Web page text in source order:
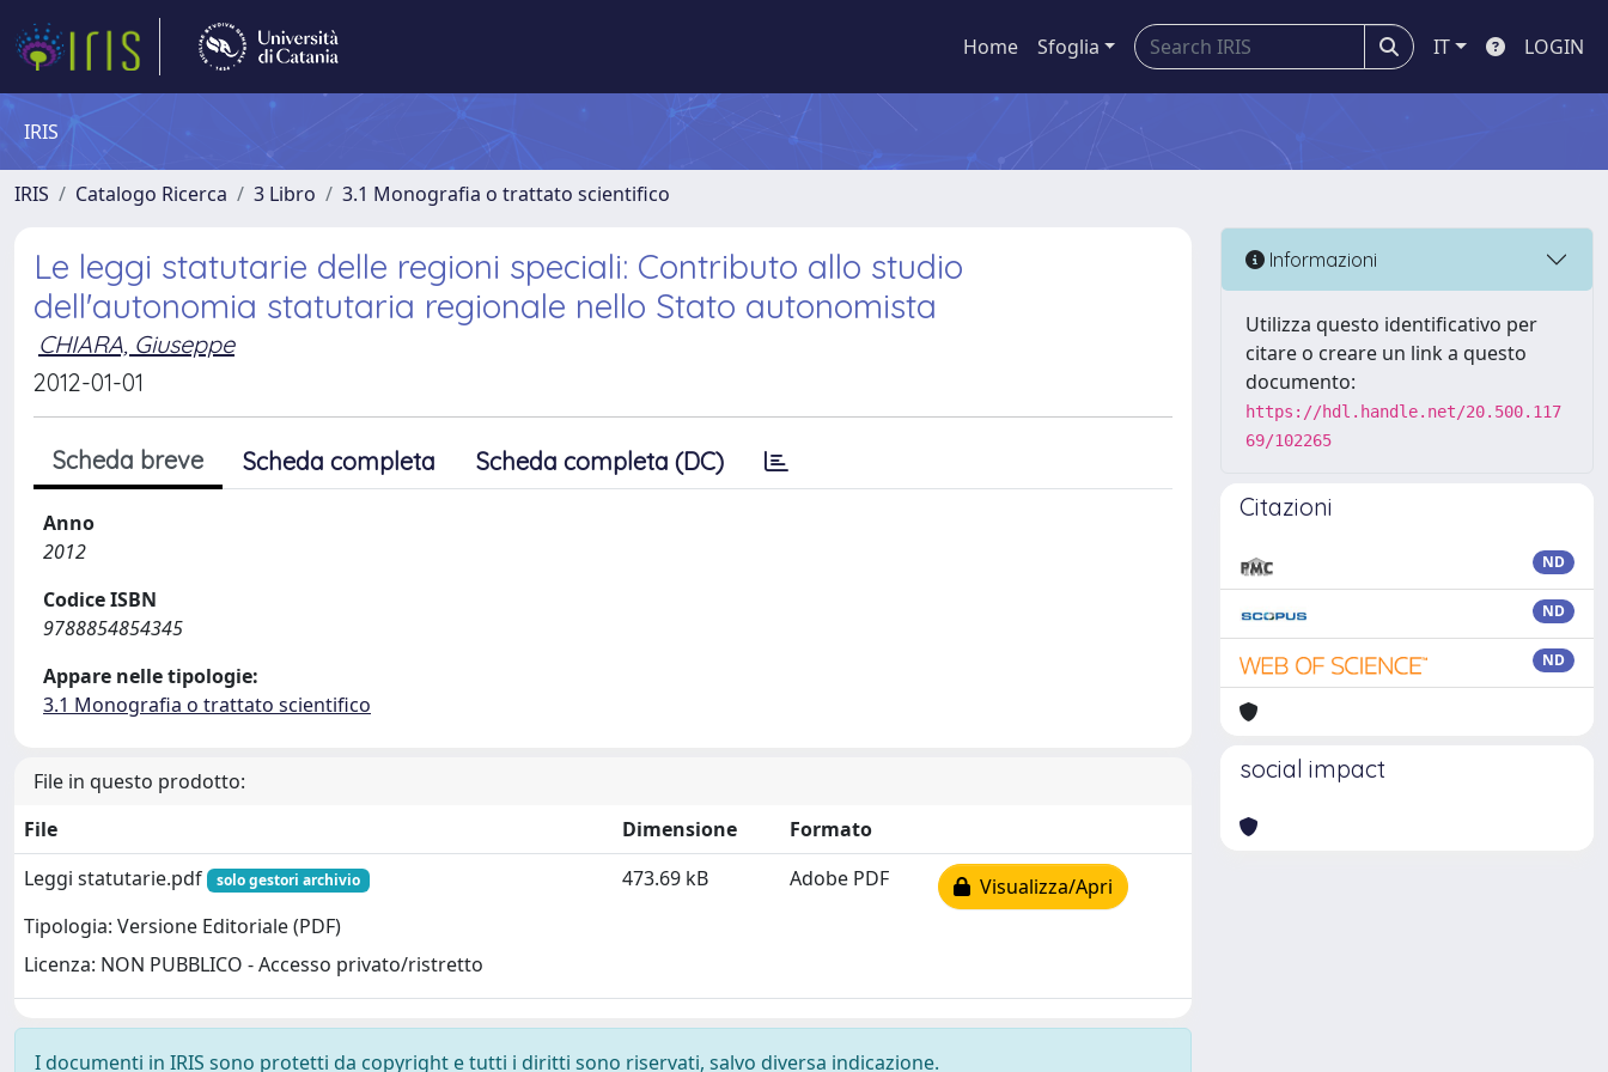
Home Sfoglia IT LOGIN
IRIS
IRIS Catalogo Ricerca 3 Libro 3.1 Monografia o trattato scientifico
Le leggi statutarie delle regioni speciali: Contributo allo studio
dell'autonomia statutaria regionale nello Stato autonomista
CHIARA, Giuseppe
2012-01-01
Scheda breve Scheda completa Scheda completa (DC)
Anno
2012
Codice ISBN
9788854854345
Appare nelle tipologie:
3.1 Monografia o trattato scientifico
File in questo prodotto:
File
Dimensione
Formato
Leggi statutarie.pdf
solo gestori archivio
Tipologia: Versione Editoriale (PDF)
Licenza: NON PUBBLICO - Accesso privato/ristretto
473.69 kB Adobe PDF Visualizza/Apri
I documenti in IRIS sono protetti da copyright e tutti i diritti sono riservati, salvo diversa indicazione.
Informazioni
Utilizza questo identificativo per
citare o creare un link a questo
documento:
https://hdl.handle.net/20.500.117
69/102265
Citazioni
ND
ND
ND
social impact